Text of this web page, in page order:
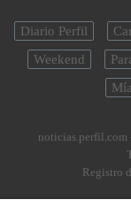
Diario Perfil
Weekend
Mía
noticias.perfil.com
Registro